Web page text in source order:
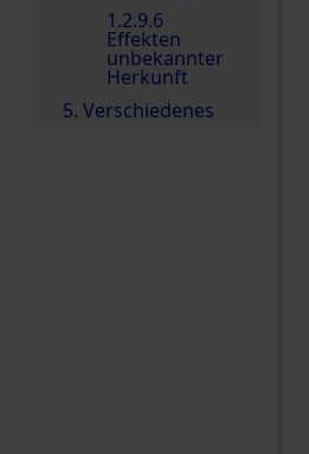
1.2.9.6
Effekten
unbekannter
Herkunft
5. Verschiedenes